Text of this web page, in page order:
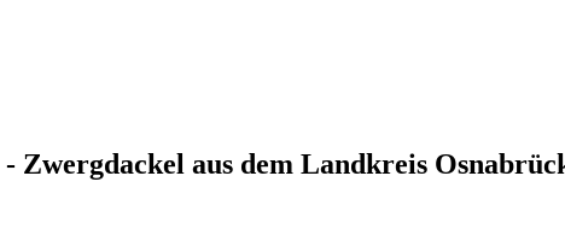
- Zwergdackel aus dem Landkreis